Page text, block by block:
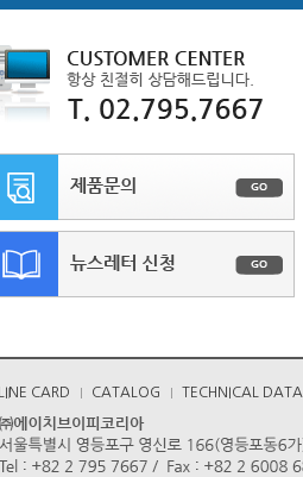
LINE CARD CATALOG TECHNICAL DATA